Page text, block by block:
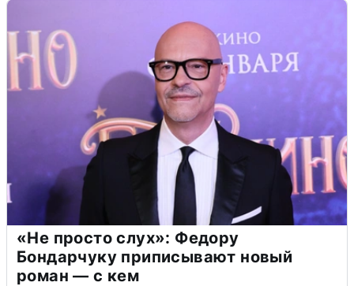
«Не просто слух»: Федору
Бондарчуку приписывают новый
роман — с кем